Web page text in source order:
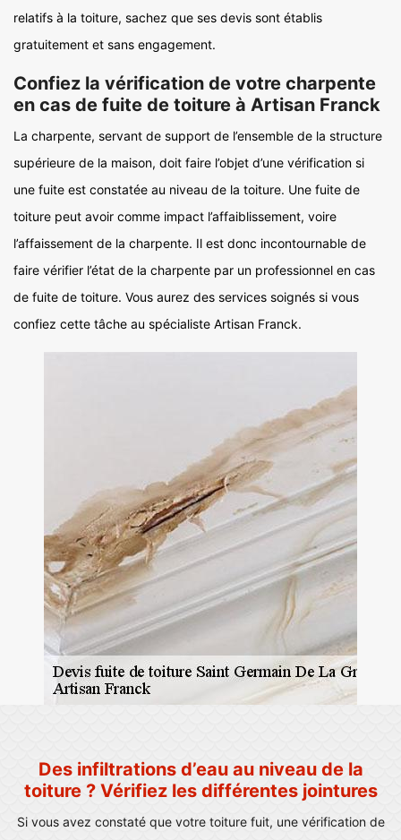
relatifs à la toiture, sachez que ses devis sont établis
gratuitement et sans engagement.
Confiez la vérification de votre charpente
en cas de fuite de toiture à Artisan Franck
La charpente, servant de support de l’ensemble de la structure
supérieure de la maison, doit faire l’objet d’une vérification si
une fuite est constatée au niveau de la toiture. Une fuite de
toiture peut avoir comme impact l’affaiblissement, voire
l’affaissement de la charpente. Il est donc incontournable de
faire vérifier l’état de la charpente par un professionnel en cas
de fuite de toiture. Vous aurez des services soignés si vous
confiez cette tâche au spécialiste Artisan Franck.
Des infiltrations d’eau au niveau de la
toiture ? Vérifiez les différentes jointures
Si vous avez constaté que votre toiture fuit, une vérification de